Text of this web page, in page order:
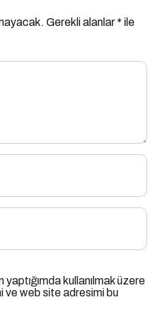
Gerekli alanlar* ile
kullanılmak üzere
ve web site adresimi bu